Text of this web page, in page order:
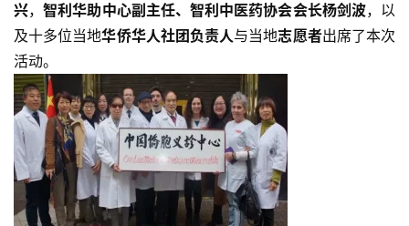
兴，智利华助中心副主任、智利中医药协会会长杨剑波，以
及十多位当地华侨华人社团负责人与当地志愿者出席了本次
活动。